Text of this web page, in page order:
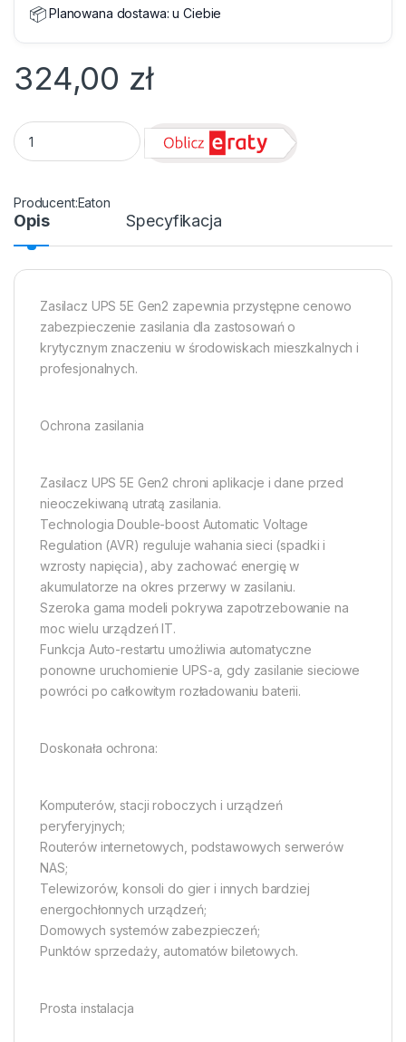
📦Planowana dostawa:u Ciebie
324,00 zł
Zasilacz awaryjny UPS - Eaton 5E 700 2xDIN G2 quantity
Eaton
Opis Specyfikacja
Zasilacz UPS 5E Gen2 zapewnia przystępne cenowo
zabezpieczenie zasilania dla zastosowań o
krytycznym znaczeniu w środowiskach mieszkalnych i
profesjonalnych.
Ochrona zasilania
Zasilacz UPS 5E Gen2 chroni aplikacje i dane przed
nieoczekiwaną utratą zasilania.
Technologia Double-boost Automatic Voltage
Regulation (AVR) reguluje wahania sieci (spadki i
wzrosty napięcia), aby zachować energię w
akumulatorze na okres przerwy w zasilaniu.
Szeroka gama modeli pokrywa zapotrzebowanie na
moc wielu urządzeń IT.
Funkcja Auto-restartu umożliwia automatyczne
ponowne uruchomienie UPS-a, gdy zasilanie sieciowe
powróci po całkowitym rozładowaniu baterii.
Doskonała ochrona:
Komputerów, stacji roboczych i urządzeń
peryferyjnych;
Routerów internetowych, podstawowych serwerów
NAS;
Telewizorów, konsoli do gier i innych bardziej
energochłonnych urządzeń;
Domowych systemów zabezpieczeń;
Punktów sprzedaży, automatów biletowych.
Prosta instalacja